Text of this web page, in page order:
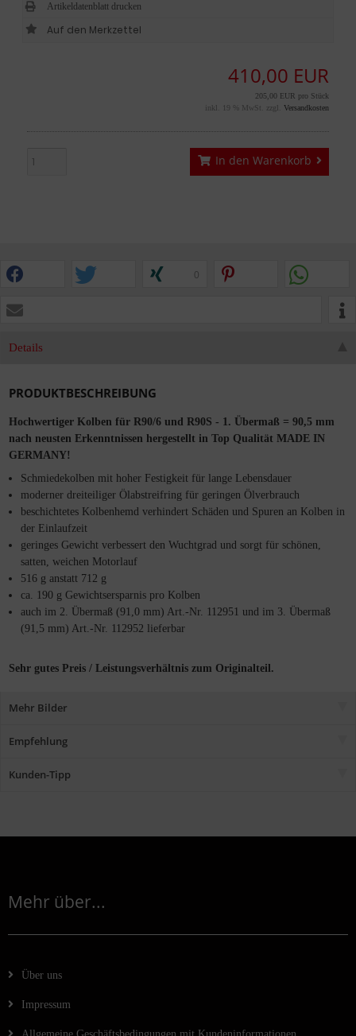
410,00 EUR
205,00 EUR pro Stück
inkl. 19 % MwSt. zzgl. Versandkosten
In den Warenkorb
Artikeldatenblatt drucken
0
Details
PRODUKTBESCHREIBUNG
Hochwertiger Kolben für R90/6 und R90S - 1. Übermaß = 90,5 mm
nach neusten Erkenntnissen hergestellt in Top Qualität MADE IN
GERMANY!
Schmiedekolben mit hoher Festigkeit für lange Lebensdauer
moderner dreiteiliger Ölabstreifring für geringen Ölverbrauch
beschichtetes Kolbenhemd verhindert Schäden und Spuren an Kolben in
der Einlaufzeit
geringes Gewicht verbessert den Wuchtgrad und sorgt für schönen,
satten, weichen Motorlauf
516 g anstatt 712 g
ca. 190 g Gewichtsersparnis pro Kolben
auch im 2. Übermaß (91,0 mm) Art.-Nr. 112951 und im 3. Übermaß
(91,5 mm) Art.-Nr. 112952 lieferbar
Sehr gutes Preis / Leistungsverhältnis zum Originalteil.
Mehr Bilder
Empfehlung
Kunden-Tipp
Mehr über...
Über uns
Impressum